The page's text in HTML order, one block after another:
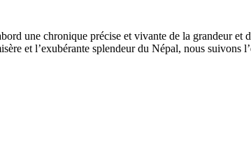
une chronique précise et vivante de la grandeur
et l’exubérante splendeur du Népal, nous